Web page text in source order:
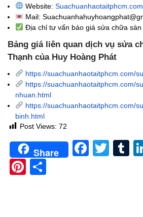
Website: Suachuanhaotaitphcm.com
Mail:
Địa chỉ tư vấn báo giá sửa chữa
Bảng giá liên quan dịch vụ sửa
Thạnh của Huy Hoàng Phát
https://suachuanhaotaitphcm.com/
https://suachuanhaotaitphcm.com/
nhuan.html
https://suachuanhaotaitphcm.com/
binh.html
Post Views: 72
Share
Pinterest